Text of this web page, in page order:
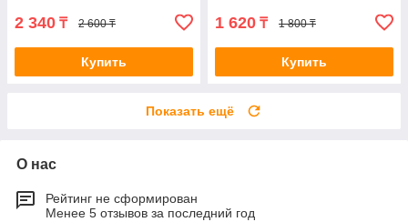
2 340 ₸ 2 600 ₸
Купить
1 620 ₸ 1 800 ₸
Купить
Показать ещё
О нас
Рейтинг не сформирован
Менее 5 отзывов за последний год